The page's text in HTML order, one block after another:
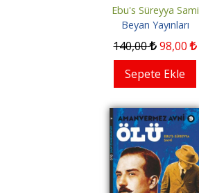
Ebu's Süreyya Sami
Beyan Yayınları
140,00 98,00
Sepete Ekle